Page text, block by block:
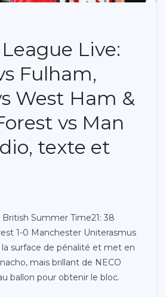
Live:
Fulham,
West Ham &
vs Man
texte et
British Summer Time21: ​​38
1-0 Manchester Uniterasmus
surface de pénalité et met en
mais brillant de NECO
ballon pour obtenir le bloc.